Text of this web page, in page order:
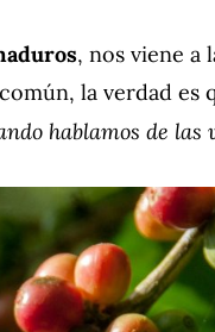
, nos viene a
la verdad es
hablamos de las